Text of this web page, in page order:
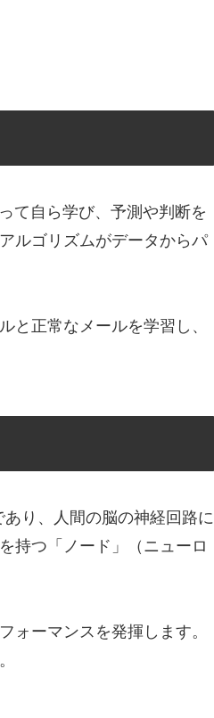
て自ら学び、予測や判断を
ルゴリズムがデータからパ
と正常なメールを学習し、
り、人間の脳の神経回路に
持つ「ノード」（ニューロ
ォーマンスを発揮します。